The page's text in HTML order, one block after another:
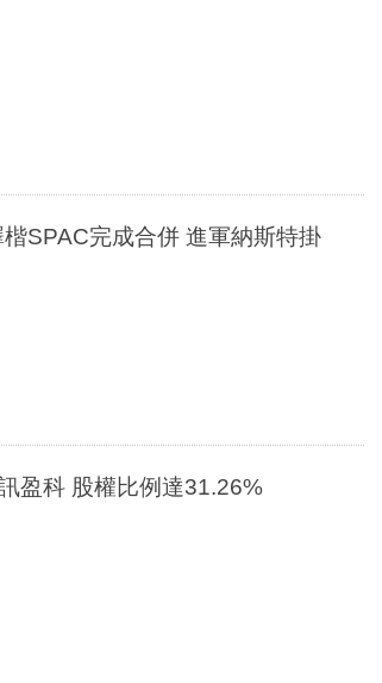
SPAC完成合併 進軍納斯特掛
盈科 股權比例達31.26%